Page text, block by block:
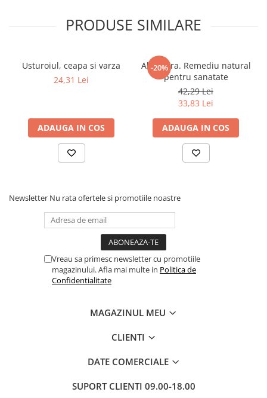
Coperti, Mape, Etichete
Instrumente de scris
Instrumente si Truse Geometrie
Consumabile & Accesorii
Literatura Romana
Literatura Universala
SF & Fantasy
Carte Prescolara, Joc
Carti de colorat
PRODUSE SIMILARE
Usturoiul, ceapa si varza
24,31 Lei
ADAUGA IN COS
-20%
Aloe Vera. Remediu natural
pentru sanatate
42,29 Lei
33,83 Lei
ADAUGA IN COS
Newsletter Nu rata ofertele si promotiile noastre
Vreau sa primesc newsletter cu promotiile
magazinului. Afla mai multe in Politica de
Confidentialitate
MAGAZINUL MEU
CLIENTI
DATE COMERCIALE
SUPORT CLIENTI 09.00-18.00